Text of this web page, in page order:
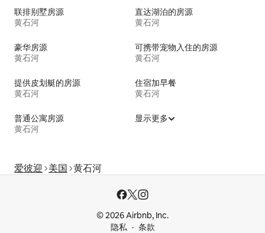
联排别墅房源
黄石河
直达湖泊的房源
黄石河
豪华房源
黄石河
可携带宠物入住的房源
黄石河
提供皮划艇的房源
黄石河
住宿加早餐
黄石河
普通公寓房源
黄石河
显示更多
爱彼迎 美国 黄石河
© 2026 Airbnb, Inc.
隐私
条款